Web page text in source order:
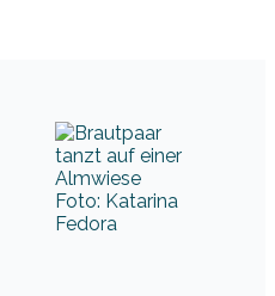
Foto: Katarina
Fedora